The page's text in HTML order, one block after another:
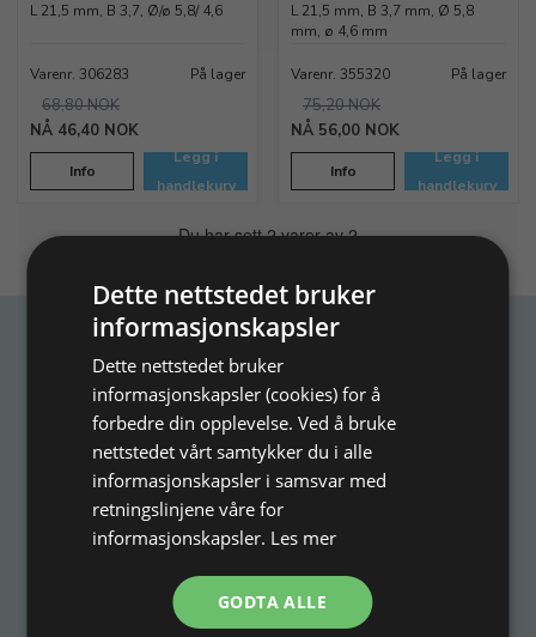
L 21,5 mm, B 3,7, Ø/ø 5,8/ 4,6
Varenr. 306283 På lager
46,40 NOK
68,80 NOK
Info
Legg i
handlekurv
L 21,5 mm, B 3,7 mm, Ø 5,8
mm, ø 4,6 mm
Varenr. 355320 På lager
56,00 NOK
75,20 NOK
Info
Legg i
handlekurv
Du har sett 2 varer av 2
Motta inspirasjon
Abonner på nyhetsbrevet vårt og motta
inspirasjon, gode tilbud og tipps til din
smykkefremstilling.
Ved å abonnere på vårt nyhetsbrev, godtar du vår
Dette nettstedet bruker
informasjonskapsler
Dette nettstedet bruker
informasjonskapsler (cookies) for å
forbedre din opplevelse. Ved å bruke
nettstedet vårt samtykker du i alle
informasjonskapsler i samsvar med
retningslinjene våre for
informasjonskapsler. Les mer
GODTA ALLE